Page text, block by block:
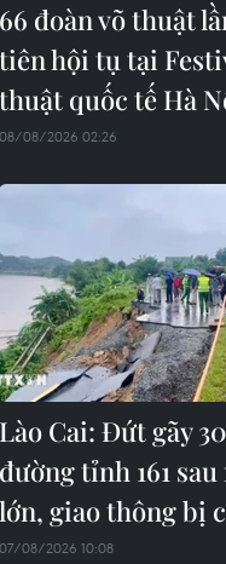
66 đoàn võ thuật
tiên hội tụ tại
thuật quốc tế Hà
08/08/2026 02:26
Lào Cai: Đứt gãy
đường tỉnh 161
lớn, giao thông bị
07/08/2026 10:08